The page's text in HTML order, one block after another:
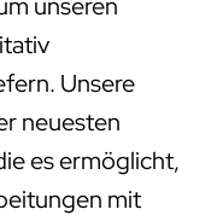
unseren
Unsere
neuesten
es ermöglicht,
mit